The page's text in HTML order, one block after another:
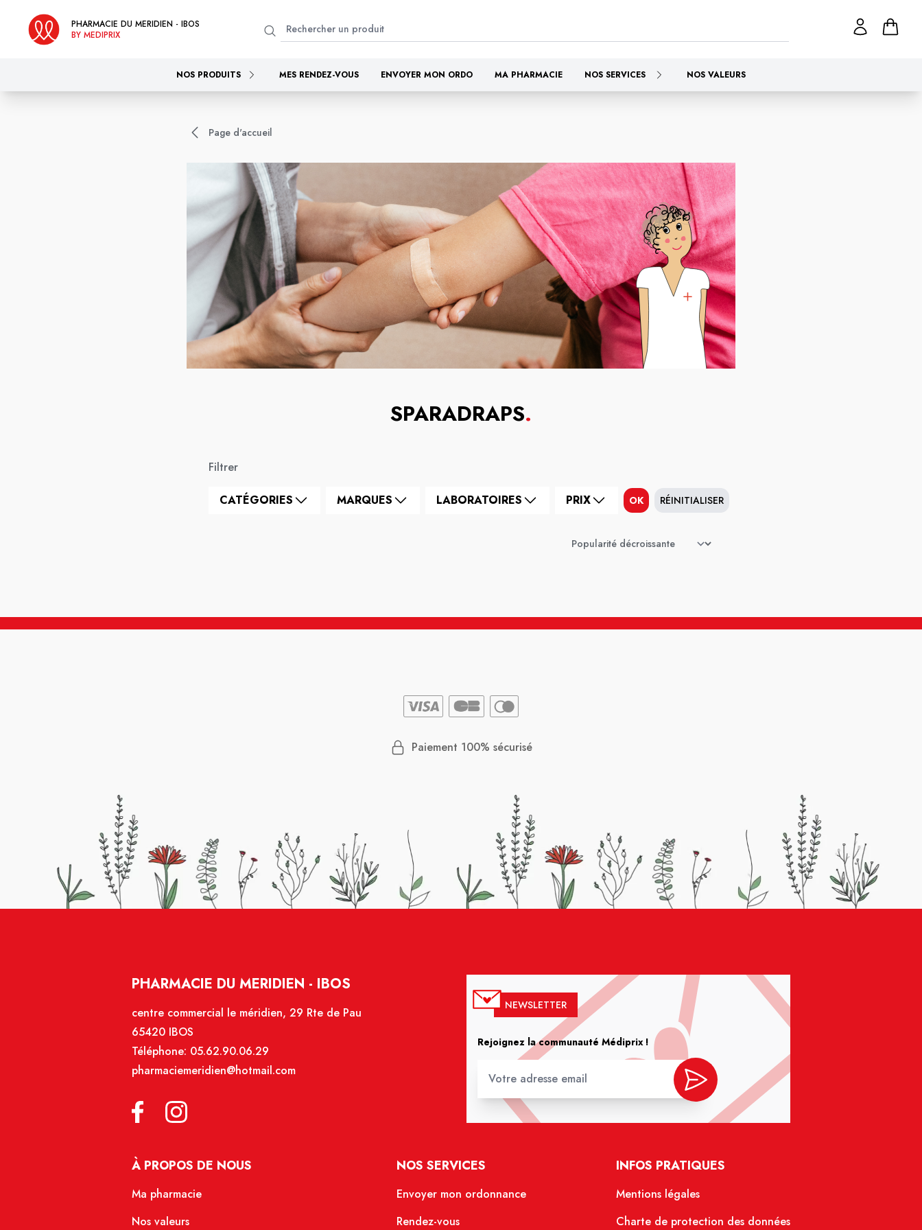
PHARMACIE DU MERIDIEN - IBOS
BY MEDIPRIX
NOS PRODUITS MES RENDEZ-VOUS ENVOYER MON ORDO MA PHARMACIE NOS SERVICES NOS VALEURS
Page d'accueil
SPARADRAPS.
Filtrer
CATÉGORIES MARQUES LABORATOIRES PRIX OK RÉINITIALISER
Paiement 100% sécurisé
PHARMACIE DU MERIDIEN - IBOS
centre commercial le méridien, 29 Rte de Pau
65420 IBOS
Téléphone: 05.62.90.06.29
pharmaciemeridien@hotmail.com
NEWSLETTER
Rejoignez la communauté Médiprix !
À PROPOS DE NOUS
Ma pharmacie
Nos valeurs
NOS SERVICES
Envoyer mon ordonnance
Rendez-vous
INFOS PRATIQUES
Mentions légales
Charte de protection des données